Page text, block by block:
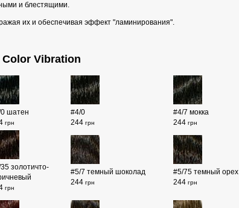
и блестящими.
их и обеспечивая эффект "ламинирования".
Color Vibration
шатен
грн
#4/0
244 грн
#4/7 мокка
244 грн
золотичто-
грн
#5/7 темный шоколад
244 грн
#5/75 темный орех
244 грн